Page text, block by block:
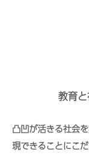
教育
凸凹が活きる社会
現できることにこ